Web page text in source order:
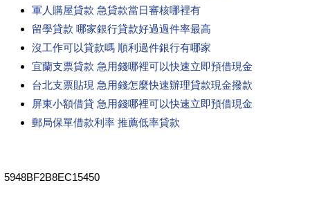
軍人購屋貸款 急貸款當日審核哪裡有
留學貸款 哪家銀行貸款好過過件率最高
沒工作可以貸款嗎 順利過件銀行有哪家
宜蘭支票貸款 急用錢哪裡可以快速立即預借現金
台北支票貼現 急用錢怎麼快速辦理貸款現金撥款
屏東小額借貸 急用錢哪裡可以快速立即預借現金
郵局保單借款利率 推薦低率貸款
5948BF2B8EC15450